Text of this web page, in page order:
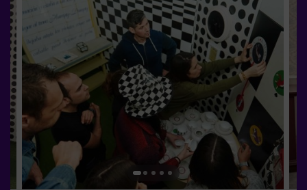
salida. Un escape room tan divertido como
escalofriante...¿Eres lo suficientemente valiente para
entrar? 🎟️✅ Ideal para planes con amigos | parejas |
adolescentes❗Los jugadores menores de 15 años
deberán entrar acompañados de al menos un adulto.
🧑‍🚀 Existe la opción de que les acompañe uno de
nuestros monitores en la aventura, consúltanos las
condiciones.